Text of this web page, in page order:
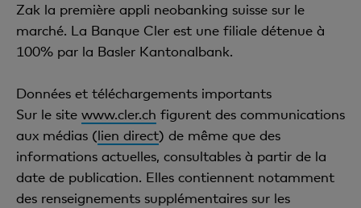
Zak la première appli neobanking suisse sur le
marché. La Banque Cler est une filiale détenue à
100% par la Basler Kantonalbank.
Données et téléchargements importants
Sur le site www.cler.ch figurent des communications
aux médias (lien direct) de même que des
informations actuelles, consultables à partir de la
date de publication. Elles contiennent notamment
des renseignements supplémentaires sur les